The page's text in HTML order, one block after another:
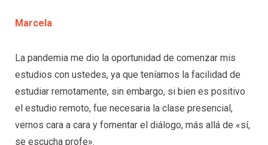
Marcela
La pandemia me dio la oportunidad de comenzar mis
estudios con ustedes, ya que teníamos la facilidad de
estudiar remotamente, sin embargo, si bien es positivo
el estudio remoto, fue necesaria la clase presencial,
vernos cara a cara y fomentar el diálogo, más allá de «sí,
se escucha profe».